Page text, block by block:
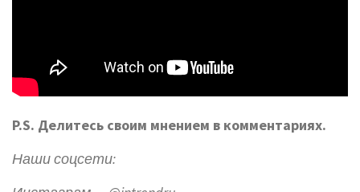
P.S. Делитесь своим мнением в комментариях.
Наши соцсети: